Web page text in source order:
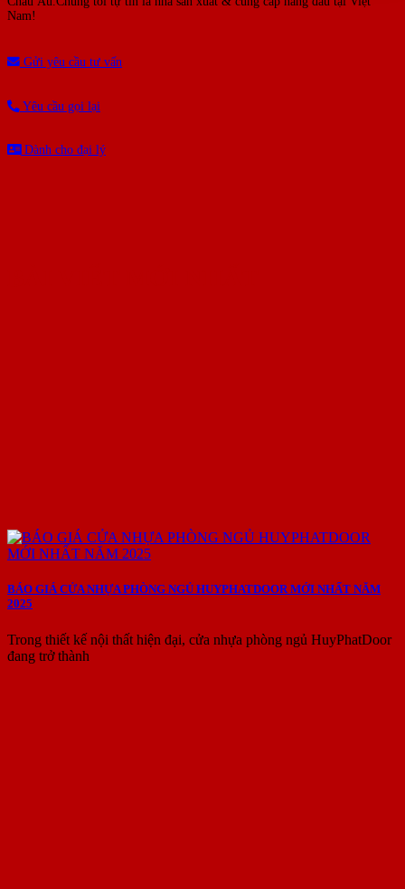
Nam!
Gửi yêu cầu tư vấn
Yêu cầu gọi lại
Dành cho đại lý
BÁO GIÁ CỬA NHỰA PHÒNG NGỦ HUYPHATDOOR MỚI NHẤT NĂM
2025
Trong thiết kế nội thất hiện đại, cửa nhựa phòng ngủ HuyPhatDoor
đang trở thành